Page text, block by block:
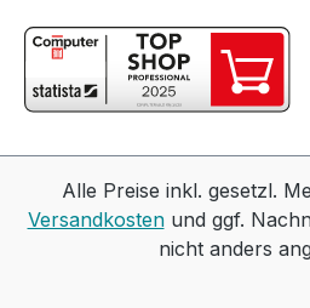
Alle Preise inkl. gesetzl.
Versandkostenund ggf.
nicht anders